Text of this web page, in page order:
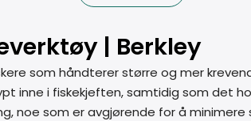
| Berkley
som håndterer større og mer
inne i fiskekjeften, samtidig som det
noe som er avgjørende for å